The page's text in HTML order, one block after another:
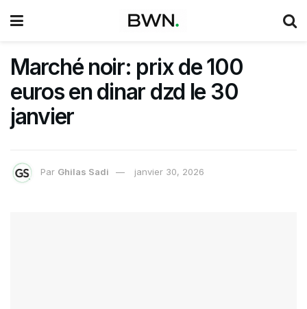
Marché noir: prix de 100
euros en dinar dzd le 30
janvier
Par Ghilas Sadi janvier 30, 2026